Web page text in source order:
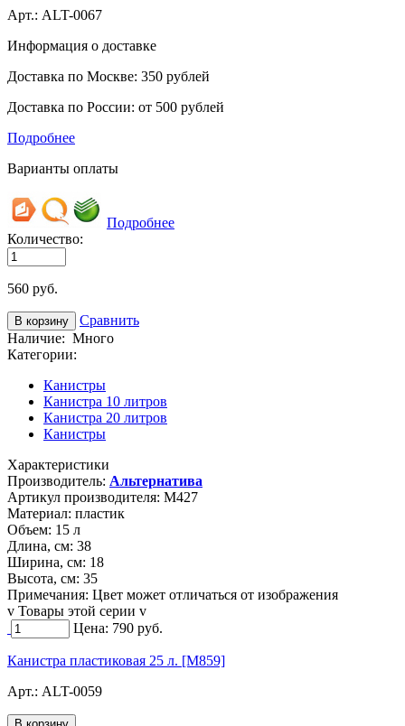
Арт.: ALT-0067
Информация о доставке
Доставка по Москве: 350 рублей
Доставка по России: от 500 рублей
Подробнее
Варианты оплаты
Подробнее
Количество:
560 руб.
Сравнить
Наличие: Много
Категории:
Канистры
Канистра 10 литров
Канистра 20 литров
Канистры
Характеристики
Производитель: Альтернатива
Артикул производителя: M427
Материал: пластик
Объем: 15 л
Длина, см: 38
Ширина, см: 18
Высота, см: 35
Примечания: Цвет может отличаться от изображения
v Товары этой серии v
Цена: 790 руб.
Канистра пластиковая 25 л. [M859]
Арт.: ALT-0059